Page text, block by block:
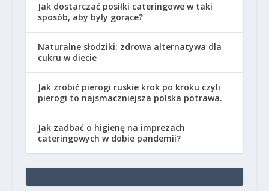
Jak dostarczać posiłki cateringowe w taki
sposób, aby były gorące?
Naturalne słodziki: zdrowa alternatywa dla
cukru w diecie
Jak zrobić pierogi ruskie krok po kroku czyli
pierogi to najsmaczniejsza polska potrawa.
Jak zadbać o higienę na imprezach
cateringowych w dobie pandemii?